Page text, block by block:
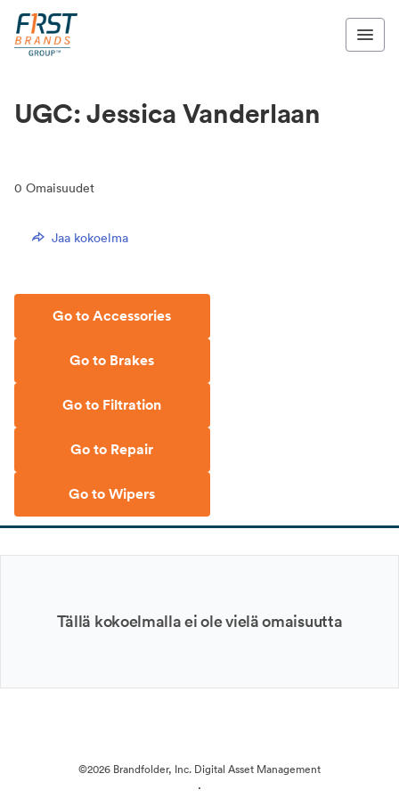
UGC: Jessica Vanderlaan
0 Omaisuudet
Jaa kokoelma
Go to Accessories
Go to Brakes
Go to Filtration
Go to Repair
Go to Wipers
Tällä kokoelmalla ei ole vielä omaisuutta
©2026 Brandfolder, Inc. Digital Asset Management
·